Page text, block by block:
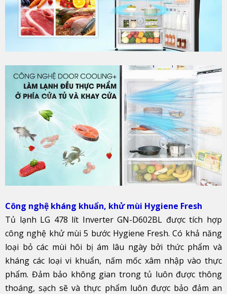
Công nghệ kháng khuẩn, khử mùi Hygiene Fresh
Tủ lạnh LG 478 lít Inverter GN-D602BL được tích hợp
công nghệ khử mùi 5 bước Hygiene Fresh. Có khả năng
loại bỏ các mùi hôi bị ám lâu ngày bởi thức phẩm và
kháng các loại vi khuẩn, nấm mốc xâm nhập vào thực
phẩm. Đảm bảo không gian trong tủ luôn được thông
thoáng, sạch sẽ và thực phẩm luôn được bảo đảm an